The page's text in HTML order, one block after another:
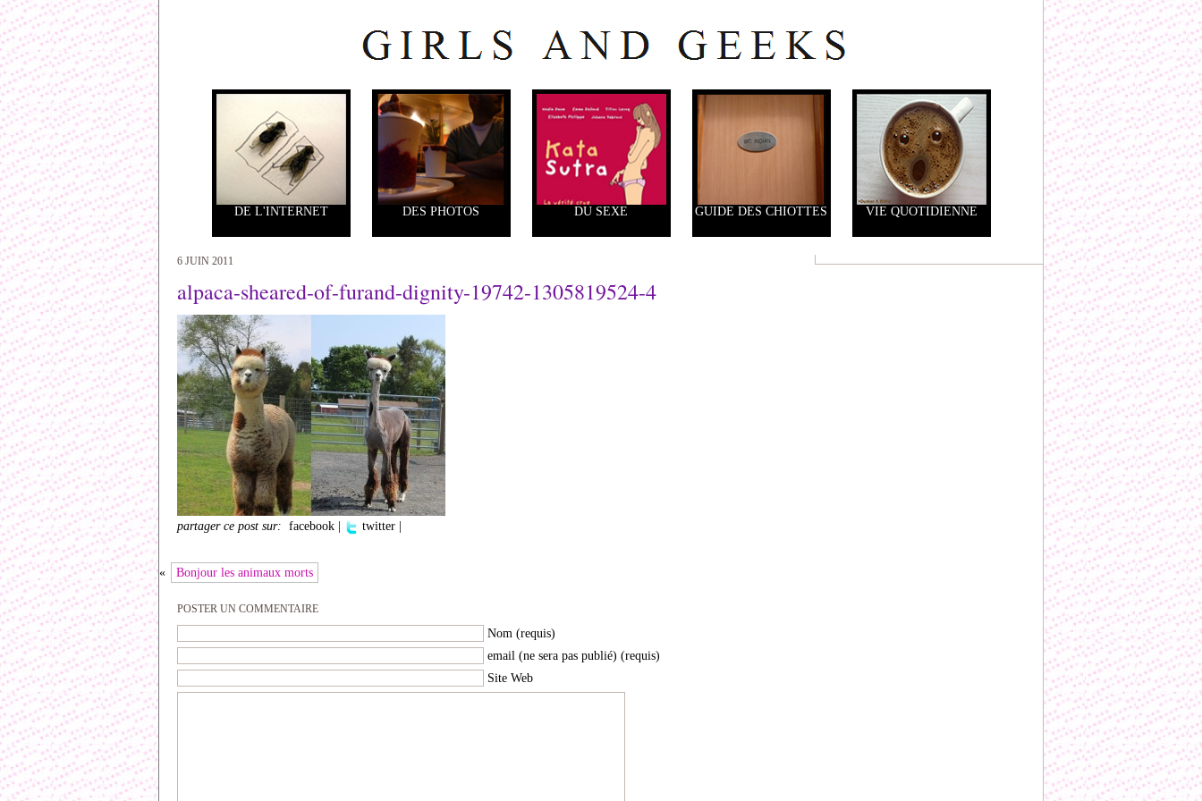
DE L'INTERNET DES PHOTOS DU SEXE GUIDE DES CHIOTTES VIE QUOTIDIENNE
6 JUIN 2011
alpaca-sheared-of-furand-dignity-19742-1305819524-4
partager ce post sur: facebook twitter
« Bonjour les animaux morts
POSTER UN COMMENTAIRE
Nom (requis)
email (ne sera pas publié) (requis)
Site Web